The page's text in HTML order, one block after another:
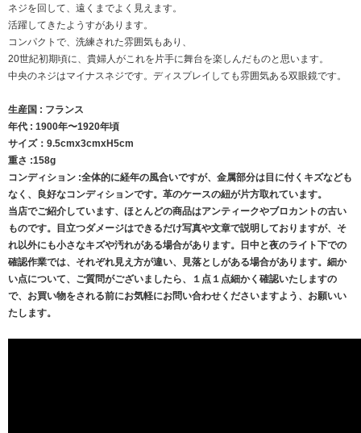
ネジを回して、遠くまでよく見えます。
活躍してきたようすがあります。
コンパクトで、洗練された雰囲気もあり、
20世紀初期頃に、貴婦人がこれを片手に舞台を楽しんだものと思います。
中央のネジはマイナスネジです。ディスプレイしても雰囲気ある双眼鏡です。
生産国 : フランス
年代 : 1900年〜1920年頃
サイズ：9.5cmx3cmxH5cm
重さ :158g
コンディション :全体的に経年の風合いですが、金属部分は目に付くキズなども
なく、良好なコンディションです。革のケースの紐が片方取れています。
当店でご紹介しています、ほとんどの商品はアンティークやブロカントの古い
ものです。目立つダメージはできるだけ写真や文章で説明しておりますが、そ
れ以外にも小さなキズや汚れがある場合があります。日中と夜のライト下での
確認作業では、それぞれ見え方が違い、見落としがある場合があります。細か
い点について、ご質問がございましたら、１点１点細かく確認いたしますの
で、お買い物をされる前にお気軽にお問い合わせくださいますよう、お願いい
たします。